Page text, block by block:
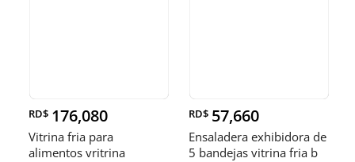
RD$ 176,080
Vitrina fria para
alimentos vritrina
RD$ 57,660
Ensaladera exhibidora de
5 bandejas vitrina fria b